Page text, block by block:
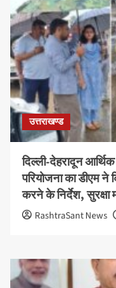
उत्तराखण्ड
दिल्ली-देहरादून
परियोजना का डीएम ने
करने के निर्देश, सुरक्षा
RashtraSant News